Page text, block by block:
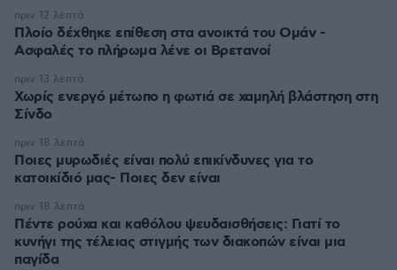
Πλοίο δέχθηκε επίθεση στα ανοικτά του Ομάν -
Ασφαλές το πλήρωμα λένε οι Βρετανοί
πριν 12 λεπτά
Χωρίς ενεργό μέτωπο η φωτιά σε χαμηλή βλάστηση στη
Σίνδο
πριν 13 λεπτά
Ποιες μυρωδιές είναι πολύ επικίνδυνες για το
κατοικίδιό μας- Ποιες δεν είναι
πριν 18 λεπτά
Πέντε ρούχα και καθόλου ψευδαισθήσεις: Γιατί το
κυνήγι της τέλειας στιγμής των διακοπών είναι μια
παγίδα
πριν 18 λεπτά